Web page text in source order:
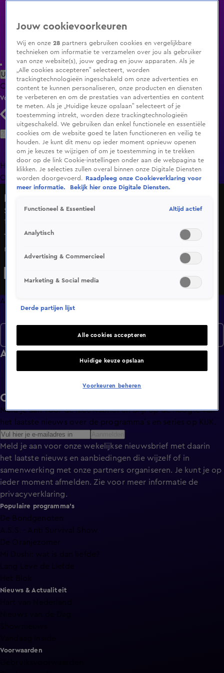
Uitzending Gemist Populaire programma's Zenders Genres
ClipsFilmsRadioSmart TV inlogShop
Volg KIJK
Zoeken
HomeUitzending Gemist Programma's De Bondgenoten
OranjezomerLivestreamsShop
Seizoen 7, aflevering 4
12 nov 2022, 16:27
Ties wordt geboren met een ernstige aandoening die zijn
nieren op jonge leeftijd al behoorlijk heeft aangetast. Zijn
familie zet zich graag in voor de Nierstichting voor meer
Afleveringen
Afleveringen
Ontvang de KIJK-nieuwsbrief
Meld je aan voor de nieuwsbrief en blijf op de hoogte van
het laatste nieuws over de programma’s en series op KIJK.
Meld je aan voor onze wekelijkse nieuwsbrief met daarin
het laatste nieuws en aanbiedingen die wijzelf of in
samenwerking met onze partners organiseren. Je kunt je op
ieder moment afmelden. Zie voor meer informatie de
privacyverklaring.
Populaire programma's
De Bondgenoten
A.S.S. - Anti Survival Show
De Oranjezomer
Mi Dushi: wat is dan liefde?
Lang Leve de Liefde
Het Blok
Nieuws & Actualiteit
Voorwaarden
Jouw cookievoorkeuren
Wij en onze28 partners gebruiken cookies en vergelijkbare
technieken om informatie te verzamelen over jou als gebruiker
van onze website(s), jouw gedrag en jouw apparaten. Als je
„Alle cookies accepteren” selecteert, worden
trackingtechnologieën ingeschakeld om onze advertenties en
content te kunnen personaliseren, onze producten en diensten
te verbeteren en om de prestaties van advertenties en content
te meten. Als je „Huidige keuze opslaan” selecteert of je
toestemming intrekt, worden deze trackingtechnologieën
uitgeschakeld. We gebruiken dan enkel functionele en essentiële
cookies om de website goed te laten functioneren en veilig te
houden. Je kunt dit menu op ieder moment opnieuw openen
om je keuzes te wijzigen of om je toestemming in te trekken
door op de link Cookie-instellingen onder aan de webpagina te
klikken. Je selecties zullen overal binnen onze Digitale Diensten
worden doorgevoerd.
Raadpleeg onze Cookieverklaring voor
meer informatie.
Bekijk hier onze Digitale Diensten.
Functioneel & Essentieel Altijd actief
Analytisch
Advertising & Commercieel
Marketing & Social media
Derde partijen lijst
Alle cookies accepteren
Huidige keuze opslaan
Voorkeuren beheren